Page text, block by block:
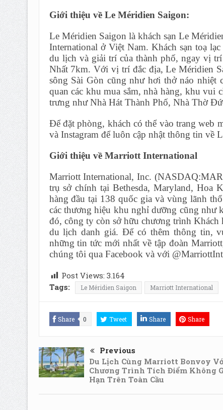
Giới thiệu về Le Méridien Saigon:
Le Méridien Saigon là khách sạn Le
International ở Việt Nam. Khách sạn toạ
du lịch và giải trí của thành phố, ngay vị
Nhất 7km. Với vị trí đắc địa, Le Méridien
sông Sài Gòn cũng như hơi thở náo nhiệt
quan các khu mua sắm, nhà hàng, khu vui
trưng như Nhà Hát Thành Phố, Nhà Thờ
Để đặt phòng, khách có thể vào trang web
và Instagram để luôn cập nhật thông tin về
Giới thiệu về Marriott International
Marriott International, Inc.
trụ sở chính tại Bethesda, Maryland, Hoa
hàng đầu tại 138 quốc gia và vùng lãnh
các thương hiệu khu nghỉ dưỡng cũng như
đó, công ty còn sở hữu chương trình
du lịch danh giá. Để có thêm thông tin,
những tin tức mới nhất về tập đoàn
chúng tôi qua Facebook và với
Post Views: 3.164
Tags:
Le Méridien Saigon Marriott International
Share 0 Tweet Share Share
Previous
Du Lịch Cùng Marriott Bonvoy
Chương Trình Tích Điểm Không
Hạn Trên Toàn Cầu